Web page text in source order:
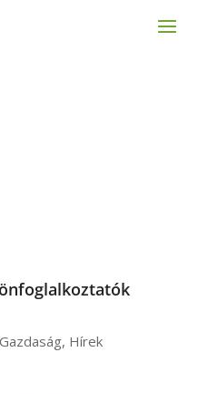
Gazdaság, Hírek